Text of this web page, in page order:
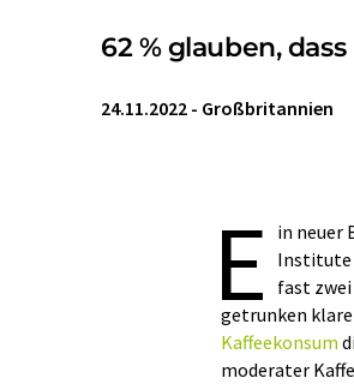
62 % glauben,
24.11.2022 - Großbritannien
E
in neuer
Institute
fast
getrunken
Kaffeekonsum
moderater